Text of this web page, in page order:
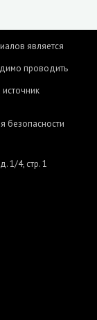
является
проводить
безопасности
1/4, стр. 1